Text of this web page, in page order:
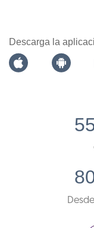
Descarga la